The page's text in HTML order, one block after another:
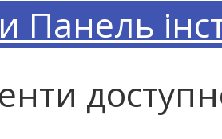
Панель